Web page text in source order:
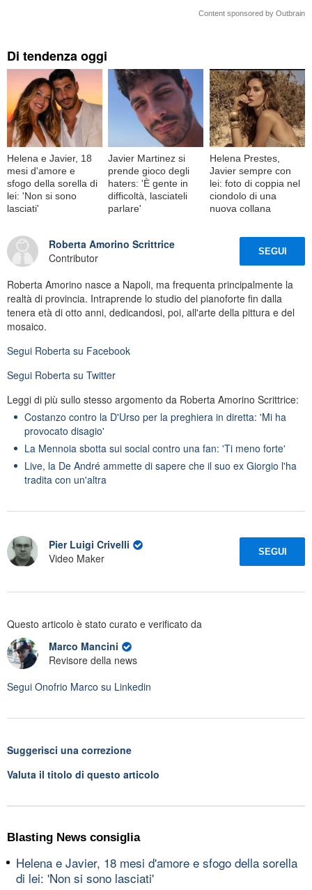
Content sponsored by Outbrain
Di tendenza oggi
Helena e Javier, 18
mesi d'amore e
sfogo della sorella di
lei: 'Non si sono
lasciati'
Javier Martinez si
prende gioco degli
haters: 'È gente in
difficoltà, lasciateli
parlare'
Helena Prestes,
Javier sempre con
lei: foto di coppia nel
ciondolo di una
nuova collana
Roberta Amorino Scrittrice
Contributor
SEGUI
Roberta Amorino nasce a Napoli, ma frequenta principalmente la
realtà di provincia. Intraprende lo studio del pianoforte fin dalla
tenera età di otto anni, dedicandosi, poi, all'arte della pittura e del
mosaico.
Segui Roberta su Facebook
Segui Roberta su Twitter
Leggi di più sullo stesso argomento da Roberta Amorino Scrittrice:
Costanzo contro la D'Urso per la preghiera in diretta: 'Mi ha
provocato disagio'
La Mennoia sbotta sui social contro una fan: 'Ti meno forte'
Live, la De André ammette di sapere che il suo ex Giorgio l'ha
tradita con un'altra
Pier Luigi Crivelli
Video Maker
SEGUI
Questo articolo è stato curato e verificato da
Marco Mancini
Revisore della news
Segui Onofrio Marco su Linkedin
Suggerisci una correzione
Valuta il titolo di questo articolo
Blasting News consiglia
Helena e Javier, 18 mesi d'amore e sfogo della sorella
di lei: 'Non si sono lasciati'